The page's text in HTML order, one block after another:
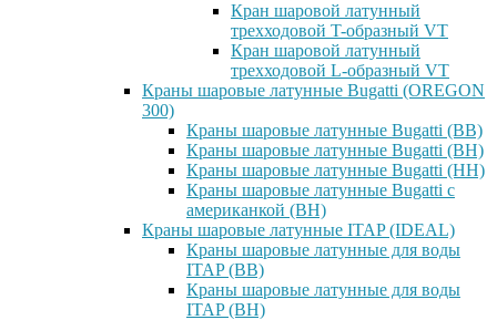
Кран шаровой латунный
трехходовой T-образный VT
Кран шаровой латунный
трехходовой L-образный VT
Краны шаровые латунные Bugatti (OREGON
300)
Краны шаровые латунные Bugatti (ВВ)
Краны шаровые латунные Bugatti (ВН)
Краны шаровые латунные Bugatti (НН)
Краны шаровые латунные Bugatti с
американкой (ВН)
Краны шаровые латунные ITAP (IDEAL)
Краны шаровые латунные для воды
ITAP (ВВ)
Краны шаровые латунные для воды
ITAP (ВН)